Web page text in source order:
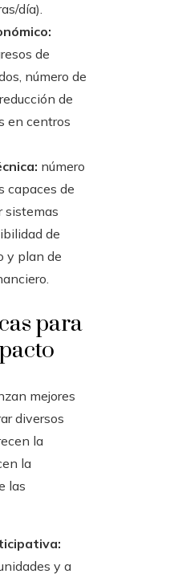
día).
de
número de
de
en centros
número
capaces de
sistemas
de
y plan de
para
mejores
diversos
la
la
las
y a